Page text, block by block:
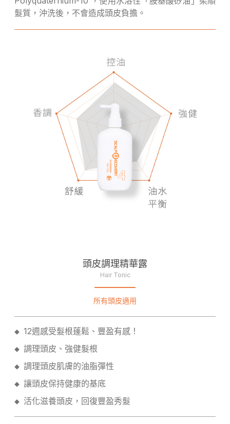
髮質，沖洗後，不會造成頭皮負擔。
頭皮調理精華露
Hair Tonic
所有頭皮適用
◆ 12週感受髮根蓬鬆、豐盈有感！
◆ 調理頭皮、強健髮根
◆ 調理頭皮肌膚的油脂彈性
◆ 讓頭皮保持健康的基底
◆ 活化滋養頭皮，回復豐盈秀髮